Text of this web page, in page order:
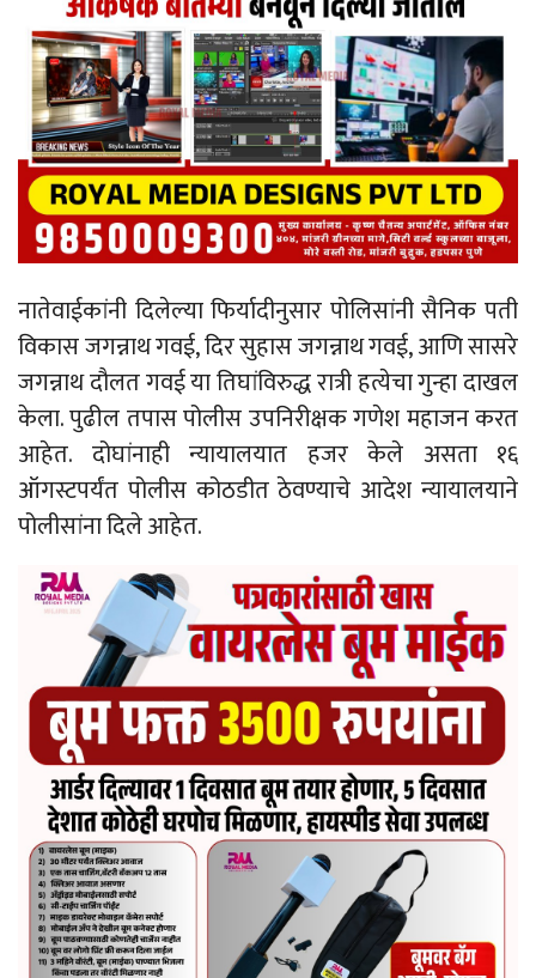
नातेवाईकांनी दिलेल्या फिर्यादीनुसार पोलिसांनी सैनिक पती
विकास जगन्नाथ गवई, दिर सुहास जगन्नाथ गवई, आणि सासरे
जगन्नाथ दौलत गवई या तिघांविरुद्ध रात्री हत्येचा गुन्हा दाखल
केला. पुढील तपास पोलीस उपनिरीक्षक गणेश महाजन करत
आहेत. दोघांनाही न्यायालयात हजर केले असता १६
ऑगस्टपर्यंत पोलीस कोठडीत ठेवण्याचे आदेश न्यायालयाने
पोलीसांना दिले आहेत.